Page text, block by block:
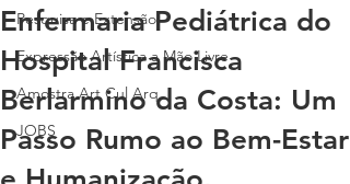
Pesquisa e Extensão
Expressão Artística a Mão Livre
Amostra Art Cul Arq
JOBS
Enfermaria Pediátrica do
Hospital Francisca
Berlarmino da Costa: Um
Passo Rumo ao Bem-Estar